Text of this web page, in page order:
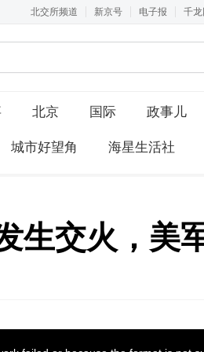
北交所频道 新京号 电子报 千龙
北京 国际 政事儿
城市好望角 海星生活社
生交火，美